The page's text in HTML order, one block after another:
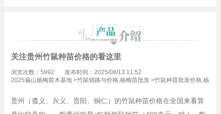
关注贵州竹鼠种苗价格的看这里
浏览次数：5992
发布时间：2025/08/13 11:52
2025扁山杨梅苗木基地>竹鼠销路与价格,杨梅苗批发>竹鼠种苗批发价格,杨
贵州（遵义、兴义、贵阳、铜仁）的竹鼠种苗价格在全国来看算